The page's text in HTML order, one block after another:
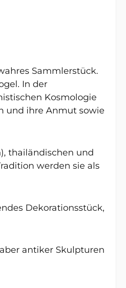
Sammlerstück.
In der
Kosmologie
und ihre Anmut sowie
thailändischen und
werden sie als
Dekorationsstück,
antiker Skulpturen